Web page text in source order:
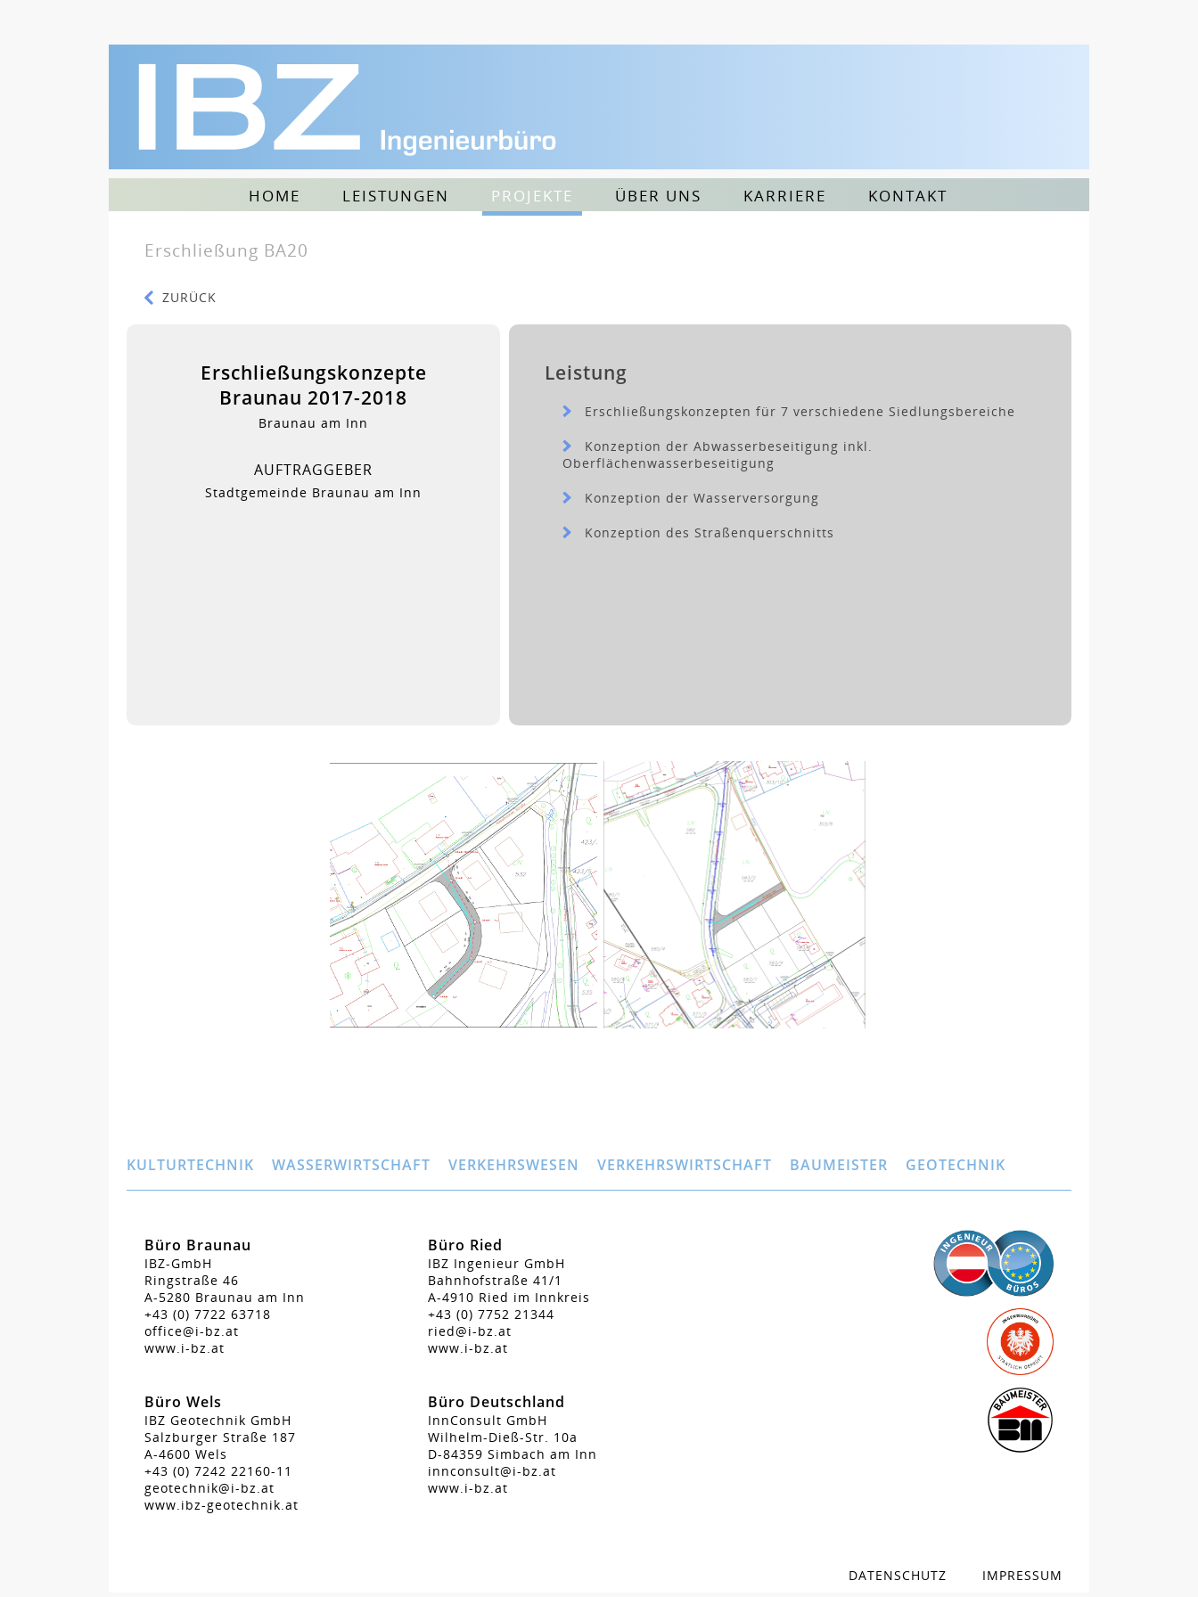
HOME LEISTUNGEN PROJEKTE ÜBER UNS KARRIERE KONTAKT
Erschließung BA20
ZURÜCK
Erschließungskonzepte
Braunau 2017-2018
Braunau am Inn
AUFTRAGGEBER
Stadtgemeinde Braunau am Inn
Leistung
Erschließungskonzepten für 7 verschiedene Siedlungsbereiche
Konzeption der Abwasserbeseitigung inkl.
Oberflächenwasserbeseitigung
Konzeption der Wasserversorgung
Konzeption des Straßenquerschnitts
KULTURTECHNIK WASSERWIRTSCHAFT VERKEHRSWESEN VERKEHRSWIRTSCHAFT BAUMEISTER GEOTECHNIK
Büro Braunau
IBZ-GmbH
Ringstraße 46
A-5280 Braunau am Inn
+43 (0) 7722 63718
office@i-bz.at
www.i-bz.at
Büro Ried
IBZ Ingenieur GmbH
Bahnhofstraße 41/1
A-4910 Ried im Innkreis
+43 (0) 7752 21344
ried@i-bz.at
www.i-bz.at
Büro Wels
IBZ Geotechnik GmbH
Salzburger Straße 187
A-4600 Wels
+43 (0) 7242 22160-11
geotechnik@i-bz.at
www.ibz-geotechnik.at
Büro Deutschland
InnConsult GmbH
Wilhelm-Dieß-Str. 10a
D-84359 Simbach am Inn
innconsult@i-bz.at
www.i-bz.at
IMPRESSUM
DATENSCHUTZ